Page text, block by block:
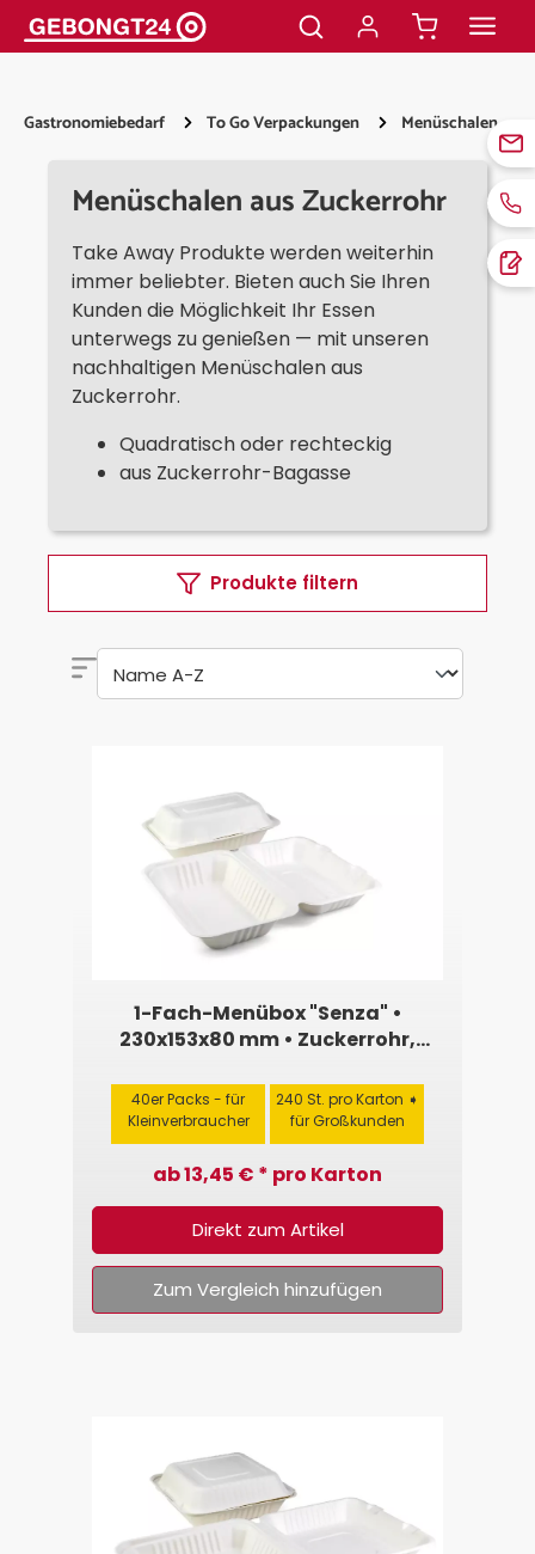
springen
Gastronomiebedarf To Go Verpackungen Menüschalen
Menüschalen aus Zuckerrohr
Take Away Produkte werden weiterhin
immer beliebter. Bieten auch Sie Ihren
Kunden die Möglichkeit Ihr Essen
unterwegs zu genießen — mit unseren
nachhaltigen Menüschalen aus
Zuckerrohr.
Quadratisch oder rechteckig
aus Zuckerrohr-Bagasse
Produkte filtern
1-Fach-Menübox "Senza" •
230x153x80 mm • Zuckerrohr,
40er Packs - für
Kleinverbraucher
240 St. pro Karton ➧
für Großkunden
ab 13,45 € * pro Karton
Direkt zum Artikel
Zum Vergleich hinzufügen